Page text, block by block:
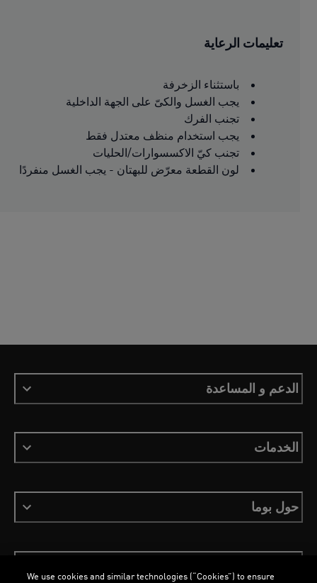
تعليمات الرعاية
باستثناء الزخرفة
يجب الغسل والكىّ على الجهة الداخلية
تجنب الفرك
يجب استخدام منظف معتدل فقط
تجنب كيّ الاكسسوارات/الحليات
لون القطعة معرّض للبهتان - يجب الغسل منفردًا
الدعم و المساعدة
الخدمات
حول بوما
We use cookies and similar technologies (“Cookies”) to ensure